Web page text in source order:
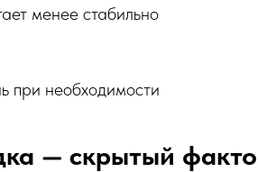
менее стабильно
при необходимости
— скрытый